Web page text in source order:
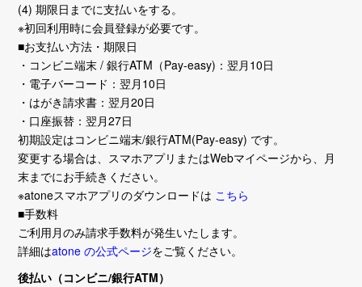
(4) 期限日までに支払いをする。
※初回利用時に会員登録が必要です。
■お支払い方法・期限日
・コンビニ端末 / 銀行ATM（Pay-easy)：翌月10日
・電子バーコード：翌月10日
・はがき請求書：翌月20日
・口座振替：翌月27日
初期設定はコンビニ端末/銀行ATM(Pay-easy) です。
変更する場合は、スマホアプリまたはWebマイページから、月
末までにお手続きください。
※atoneスマホアプリのダウンロードは こちら
■手数料
ご利用月のみ請求手数料が発生いたします。
詳細はatone の公式ページをご覧ください。
後払い（コンビニ/銀行ATM）